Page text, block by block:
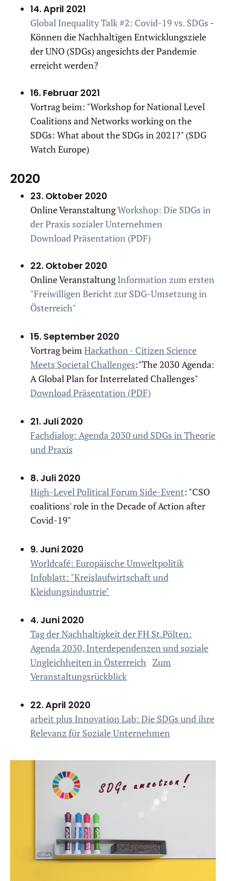
14. April 2021
Global Inequality Talk #2: Covid-19 vs. SDGs -
Können die Nachhaltigen Entwicklungsziele
der UNO (SDGs) angesichts der Pandemie
erreicht werden?
16. Februar 2021
Vortrag beim: "Workshop for National Level
Coalitions and Networks working on the
SDGs: What about the SDGs in 2021?" (SDG
Watch Europe)
2020
23. Oktober 2020
Online VeranstaltungWorkshop: Die SDGs in
der Praxis sozialer Unternehmen
Download Präsentation (PDF)
22. Oktober 2020
Online VeranstaltungInformation zum ersten
"Freiwilligen Bericht zur SDG-Umsetzung in
Österreich"
15. September 2020
Vortrag beim Hackathon - Citizen Science
Meets Societal Challenges:"The 2030 Agenda:
A Global Plan for Interrelated Challenges"
Download Präsentation (PDF)
21. Juli 2020
Fachdialog: Agenda 2030 und SDGs in Theorie
und Praxis
8. Juli 2020
High-Level Political Forum Side-Event: "CSO
coalitions' role in the Decade of Action after
Covid-19"
9. Juni 2020
Worldcafé: Europäische Umweltpolitik
Infoblatt: "Kreislaufwirtschaft und
Kleidungsindustrie"
4. Juni 2020
Tag der Nachhaltigkeit der FH St.Pölten:
Agenda 2030, Interdependenzen und soziale
Ungleichheiten in Österreich Zum
Veranstaltungsrückblick
22. April 2020
arbeit plus Innovation Lab: Die SDGs und ihre
Relevanz für Soziale Unternehmen